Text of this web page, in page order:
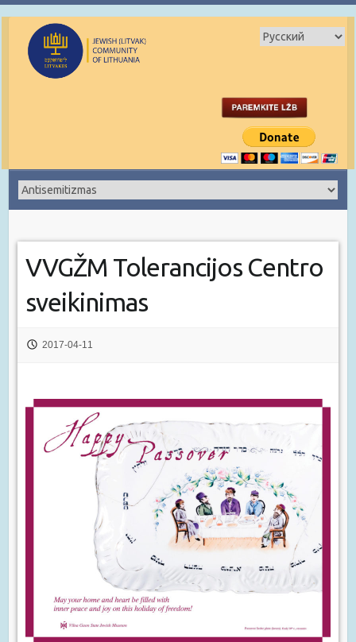
VVGŽM Tolerancijos Centro
sveikinimas
2017-04-11